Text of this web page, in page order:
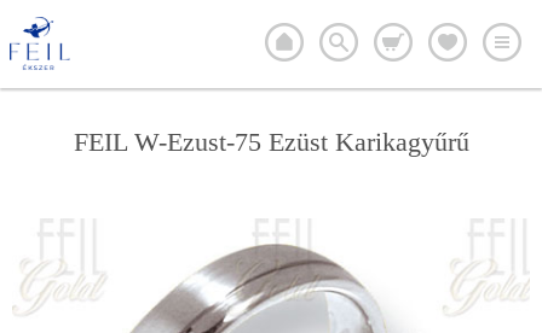
FEIL W-Ezust-75 Ezüst Karikagyűrű